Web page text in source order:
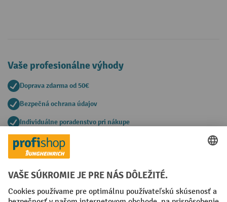
Vaše profesionálne výhody
Doprava zdarma od 50€
Bezpečná ochrana údajov
Individuálne poradenstvo pri nákupe
Spôsoby platby